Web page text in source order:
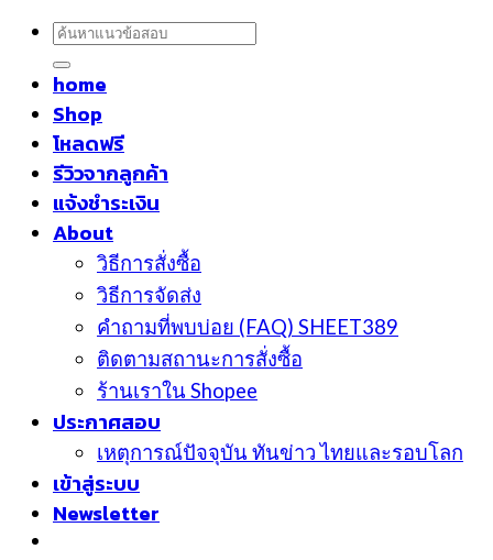
ค้นหา:
home
Shop
โหลดฟรี
รีวิวจากลูกค้า
แจ้งชำระเงิน
About
วิธีการสั่งซื้อ
วิธีการจัดส่ง
คำถามที่พบบ่อย (FAQ) SHEET389
ติดตามสถานะการสั่งซื้อ
ร้านเราใน Shopee
ประกาศสอบ
เหตุการณ์ปัจจุบัน ทันข่าว ไทยและรอบโลก
เข้าสู่ระบบ
Newsletter